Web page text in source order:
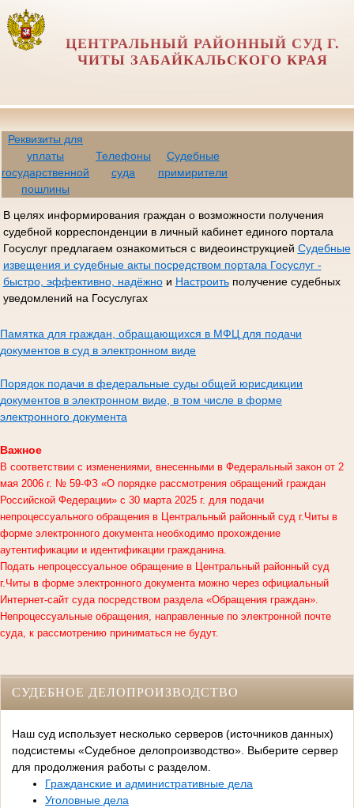
ЦЕНТРАЛЬНЫЙ РАЙОННЫЙ СУД Г.
ЧИТЫ ЗАБАЙКАЛЬСКОГО КРАЯ
Реквизиты для
уплаты
государственной
пошлины
Телефоны
суда
Судебные
примирители
В целях информирования граждан о возможности получения
судебной корреспонденции в личный кабинет единого портала
Госуслуг предлагаем ознакомиться с видеоинструкцией Судебные
извещения и судебные акты посредством портала Госуслуг -
быстро, эффективно, надёжнои Настроитьполучение судебных
уведомлений на Госуслугах
Памятка для граждан, обращающихся в МФЦ для подачи
документов в суд в электронном виде
Порядок подачи в федеральные суды общей юрисдикции
документов в электронном виде, в том числе в форме
электронного документа
Важное
В соответствии с изменениями, внесенными в Федеральный закон от 2
мая 2006 г. № 59-ФЗ «О порядке рассмотрения обращений граждан
Российской Федерации» с 30 марта 2025 г. для подачи
непроцессуального обращения в Центральный районный суд г.Читы в
форме электронного документа необходимо прохождение
аутентификации и идентификации гражданина.
Подать непроцессуальное обращение в Центральный районный суд
г.Читы в форме электронного документа можно через официальный
Интернет-сайт суда посредством раздела «Обращения граждан».
Непроцессуальные обращения, направленные по электронной почте
суда, к рассмотрению приниматься не будут.
СУДЕБНОЕ ДЕЛОПРОИЗВОДСТВО
Наш суд использует несколько серверов (источников данных)
подсистемы «Судебное делопроизводство». Выберите сервер
для продолжения работы с разделом.
Гражданские и административные дела
Уголовные дела